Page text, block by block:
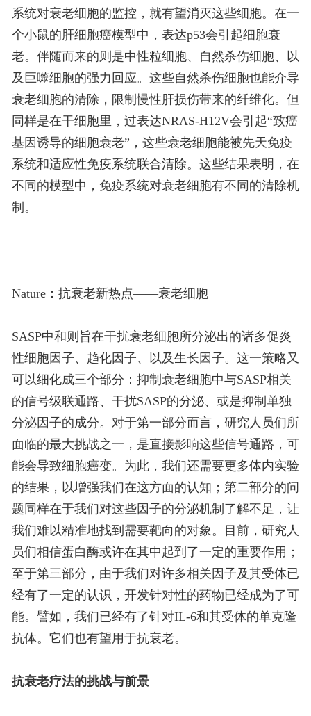
系统对衰老细胞的监控，就有望消灭这些细胞。在一
个小鼠的肝细胞癌模型中，表达p53会引起细胞衰
老。伴随而来的则是中性粒细胞、自然杀伤细胞、以
及巨噬细胞的强力回应。这些自然杀伤细胞也能介导
衰老细胞的清除，限制慢性肝损伤带来的纤维化。但
同样是在干细胞里，过表达NRAS-H12V会引起“致癌
基因诱导的细胞衰老”，这些衰老细胞能被先天免疫
系统和适应性免疫系统联合清除。这些结果表明，在
不同的模型中，免疫系统对衰老细胞有不同的清除机
制。
Nature：抗衰老新热点——衰老细胞
SASP中和则旨在干扰衰老细胞所分泌出的诸多促炎
性细胞因子、趋化因子、以及生长因子。这一策略又
可以细化成三个部分：抑制衰老细胞中与SASP相关
的信号级联通路、干扰SASP的分泌、或是抑制单独
分泌因子的成分。对于第一部分而言，研究人员们所
面临的最大挑战之一，是直接影响这些信号通路，可
能会导致细胞癌变。为此，我们还需要更多体内实验
的结果，以增强我们在这方面的认知；第二部分的问
题同样在于我们对这些因子的分泌机制了解不足，让
我们难以精准地找到需要靶向的对象。目前，研究人
员们相信蛋白酶或许在其中起到了一定的重要作用；
至于第三部分，由于我们对许多相关因子及其受体已
经有了一定的认识，开发针对性的药物已经成为了可
能。譬如，我们已经有了针对IL-6和其受体的单克隆
抗体。它们也有望用于抗衰老。
抗衰老疗法的挑战与前景